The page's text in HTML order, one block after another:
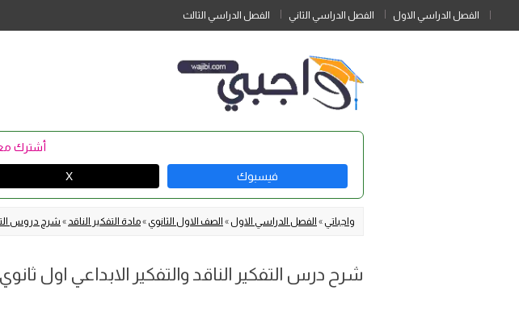
الفصل الدراسي الاول الفصل الدراسي الثاني الفصل الدراسي الثالث
أشترك
فيسبوك X
واجباتي » الفصل الدراسي الاول» الصف الاول الثانوي »مادة التفكير الناقد » شرح دروس
شرح درس التفكير الناقد والتفكير الابداعي اول ثانوي